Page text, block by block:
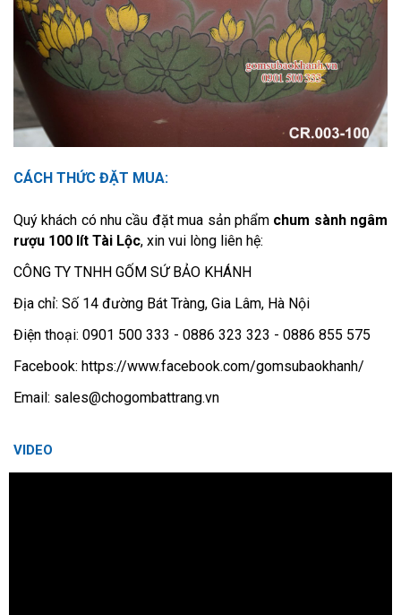
CÁCH THỨC ĐẶT MUA:
Quý khách có nhu cầu đặt mua sản phẩm chum sành ngâm
rượu 100 lít Tài Lộc, xin vui lòng liên hệ:
CÔNG TY TNHH GỐM SỨ BẢO KHÁNH
Địa chỉ: Số 14 đường Bát Tràng, Gia Lâm, Hà Nội
Điện thoại: 0901 500 333 - 0886 323 323 - 0886 855 575
Facebook: https://www.facebook.com/gomsubaokhanh/
Email: sales@chogombattrang.vn
VIDEO